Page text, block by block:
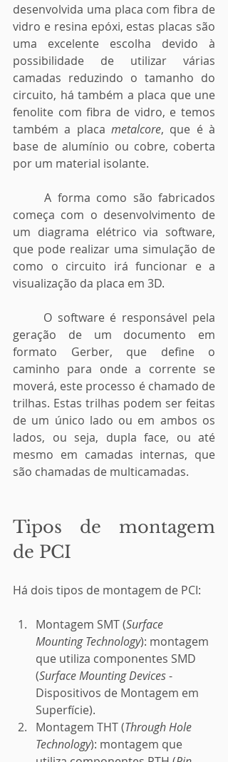
desenvolvida uma placa com fibra de
vidro e resina epóxi, estas placas são
uma excelente escolha devido à
possibilidade de utilizar várias
camadas reduzindo o tamanho do
circuito, há também a placa que une
fenolite com fibra de vidro, e temos
também a placa metalcore, que é à
base de alumínio ou cobre, coberta
por um material isolante.
	A forma como são fabricados
começa com o desenvolvimento de
um diagrama elétrico via software,
que pode realizar uma simulação de
como o circuito irá funcionar e a
visualização da placa em 3D.
geração de um documento em
formato Gerber, que define o
caminho para onde a corrente se
moverá, este processo é chamado de
trilhas. Estas trilhas podem ser feitas
de um único lado ou em ambos os
lados, ou seja, dupla face, ou até
mesmo em camadas internas, que
são chamadas de multicamadas.
Tipos de montagem
de PCI
Há dois tipos de montagem de PCI:
Montagem SMT (Surface
Mounting Technology): montagem
que utiliza componentes SMD
(Surface Mounting Devices -
Dispositivos de Montagem em
Superfície).
Montagem THT (Through Hole
Technology): montagem que